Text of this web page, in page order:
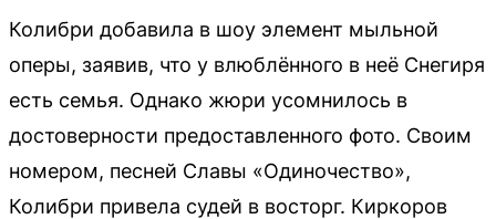
Колибри добавила в шоу элемент мыльной
оперы, заявив, что у влюблённого в неё Снегиря
есть семья. Однако жюри усомнилось в
достоверности предоставленного фото. Своим
номером, песней Славы «Одиночество»,
Колибри привела судей в восторг. Киркоров